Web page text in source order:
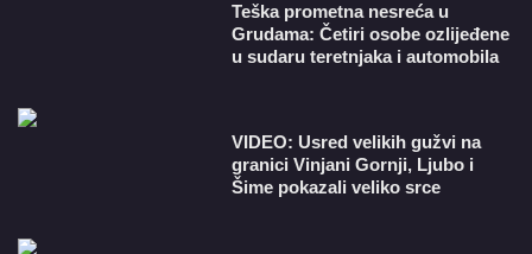
Teška prometna nesreća u
Grudama: Četiri osobe ozlijeđene
u sudaru teretnjaka i automobila
VIDEO: Usred velikih gužvi na
granici Vinjani Gornji, Ljubo i
Šime pokazali veliko srce